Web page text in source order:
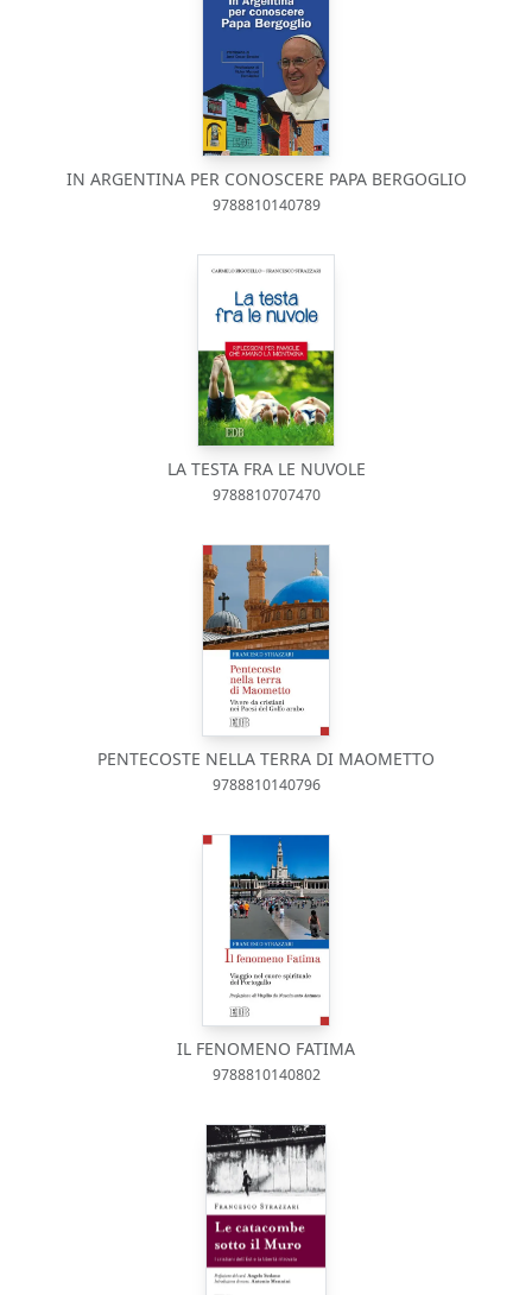
IN ARGENTINA PER CONOSCERE PAPA BERGOGLIO
9788810140789
LA TESTA FRA LE NUVOLE
9788810707470
PENTECOSTE NELLA TERRA DI MAOMETTO
9788810140796
IL FENOMENO FATIMA
9788810140802